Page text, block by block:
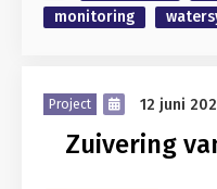
monitoring
Project 12 juni
Zuivering